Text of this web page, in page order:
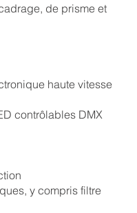
de prisme et
haute vitesse
contrôlables DMX
y compris filtre